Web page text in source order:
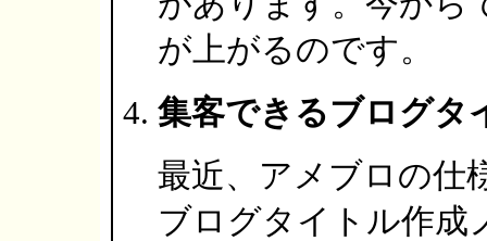
が上がるのです。
集客できるブログタ
最近、アメブロの仕
ブログタイトル作成